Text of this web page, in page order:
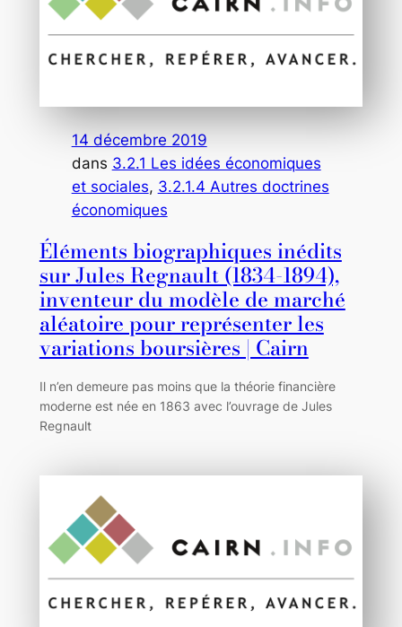
14 décembre 2019
dans 3.2.1 Les idées économiques
et sociales, 3.2.1.4 Autres doctrines
économiques
Éléments biographiques inédits
sur Jules Regnault (1834-1894),
inventeur du modèle de marché
aléatoire pour représenter les
variations boursières | Cairn
Il n’en demeure pas moins que la théorie financière
moderne est née en 1863 avec l’ouvrage de Jules
Regnault